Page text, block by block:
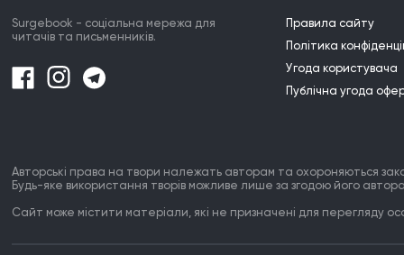
Surgebook - соціальна мережа для
читачів та письменників.
Правила сайту
Політика
Угода користувача
Публічна угода
Авторські права на твори належать авторам та охороняються
Будь-яке використання творів можливе лише за згодою його
Сайт може містити матеріали, які не призначені для перегляду